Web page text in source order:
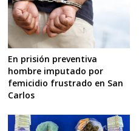
En prisión preventiva
hombre imputado por
femicidio frustrado en San
Carlos